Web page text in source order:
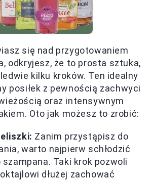
się nad przygotowaniem
odkryjesz, że to prosta sztuka,
kilku kroków. Ten idealny
posiłek z pewnością zachwyci
oraz intensywnym
Oto jak możesz to zrobić:
Zanim przystąpisz do
warto najpierw schłodzić
szampana. Taki krok pozwoli
dłużej zachować